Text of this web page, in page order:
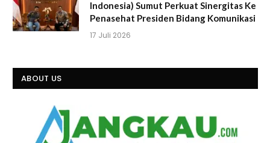
Indonesia) Sumut Perkuat Sinergitas Ke
Penasehat Presiden Bidang Komunikasi
17 Juli 2026
ABOUT US